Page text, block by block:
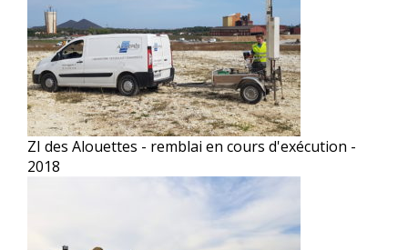
ZI des Alouettes - remblai en cours d'exécution -
2018